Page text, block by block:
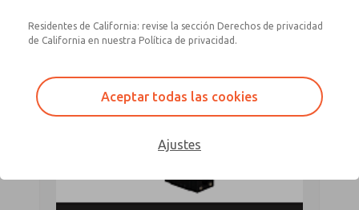
Residentes de California: revise la sección Derechos de privacidad
de California en nuestra Política de privacidad.
Aceptar todas las cookies
Ajustes